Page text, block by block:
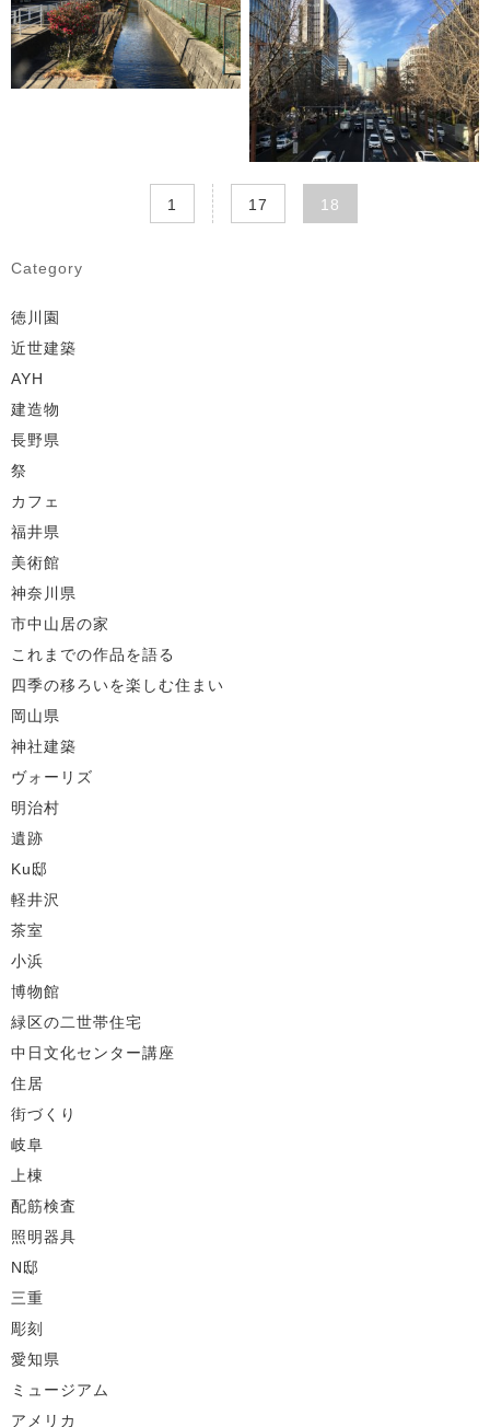
1
…
17 18
Category
徳川園
近世建築
AYH
建造物
長野県
祭
カフェ
福井県
美術館
神奈川県
市中山居の家
これまでの作品を語る
四季の移ろいを楽しむ住まい
岡山県
神社建築
ヴォーリズ
明治村
遺跡
Ku邸
軽井沢
茶室
小浜
博物館
緑区の二世帯住宅
中日文化センター講座
住居
街づくり
岐阜
上棟
配筋検査
照明器具
N邸
三重
彫刻
愛知県
ミュージアム
アメリカ